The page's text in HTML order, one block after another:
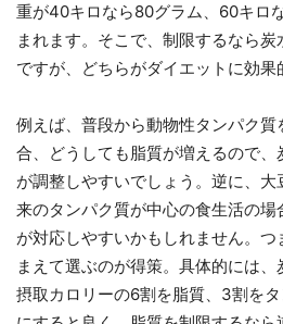
重が40キロなら80グラム、60キロ
まれます。そこで、制限するなら
ですが、どちらがダイエットに効果
例えば、普段から動物性タンパク
合、どうしても脂質が増えるので、
が調整しやすいでしょう。逆に、
来のタンパク質が中心の食生活の場
が対応しやすいかもしれません。
まえて選ぶのが得策。具体的には
摂取カロリーの6割を脂質、3割を